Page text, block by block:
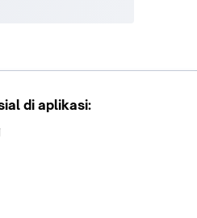
di aplikasi: